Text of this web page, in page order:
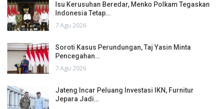
Isu Kerusuhan Beredar, Menko Polkam Tegaskan
Indonesia Tetap…
7 Agu 2026
Soroti Kasus Perundungan, Taj Yasin Minta
Pencegahan…
7 Agu 2026
Jateng Incar Peluang Investasi IKN, Furnitur
Jepara Jadi…